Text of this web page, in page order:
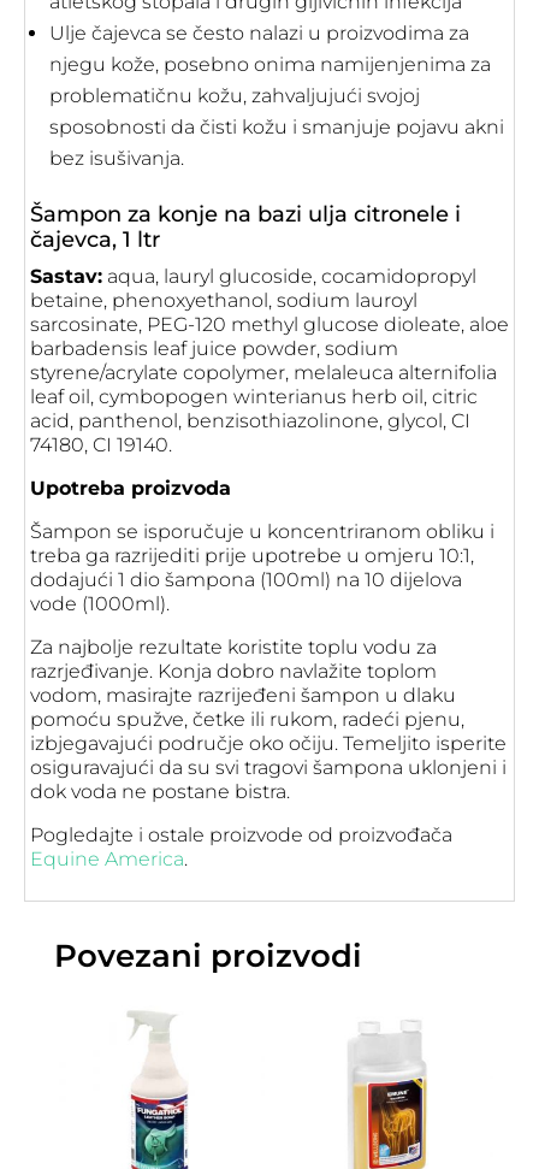
Ulje čajevca se često nalazi u proizvodima za
njegu kože, posebno onima namijenjenima za
problematičnu kožu, zahvaljujući svojoj
sposobnosti da čisti kožu i smanjuje pojavu akni
bez isušivanja.
Šampon za konje na bazi ulja citronele i
čajevca, 1 ltr
Sastav: aqua, lauryl glucoside, cocamidopropyl
betaine, phenoxyethanol, sodium lauroyl
sarcosinate, PEG-120 methyl glucose dioleate, aloe
barbadensis leaf juice powder, sodium
styrene/acrylate copolymer, melaleuca alternifolia
leaf oil, cymbopogen winterianus herb oil, citric
acid, panthenol, benzisothiazolinone, glycol, CI
74180, CI 19140.
Upotreba proizvoda
Šampon se isporučuje u koncentriranom obliku i
treba ga razrijediti prije upotrebe u omjeru 10:1,
dodajući 1 dio šampona (100ml) na 10 dijelova
vode (1000ml).
Za najbolje rezultate koristite toplu vodu za
razrjeđivanje. Konja dobro navlažite toplom
vodom, masirajte razrijeđeni šampon u dlaku
pomoću spužve, četke ili rukom, radeći pjenu,
izbjegavajući područje oko očiju. Temeljito isperite
osiguravajući da su svi tragovi šampona uklonjeni i
dok voda ne postane bistra.
Pogledajte i ostale proizvode od proizvođača
Equine America.
Povezani proizvodi